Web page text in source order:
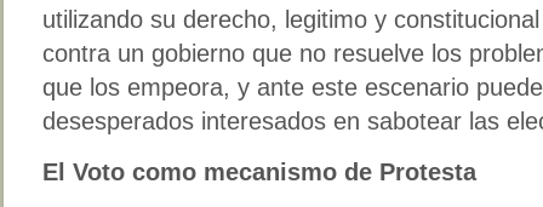
utilizando su derecho, legitimo y
contra un gobierno que no resuelve los
que los empeora, y ante este escenario
desesperados interesados en sabotear las
El Voto como mecanismo de Protesta